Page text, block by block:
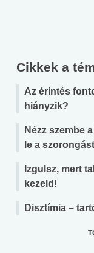
Cikkek a
Az érintés
hiányzik?
Nézz szembe
le a
Izgulsz, mert
kezeld!
Disztímia –